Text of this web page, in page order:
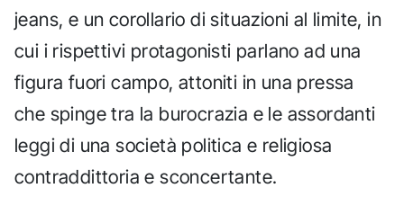
jeans, e un corollario di situazioni al limite, in
cui i rispettivi protagonisti parlano ad una
figura fuori campo, attoniti in una pressa
che spinge tra la burocrazia e le assordanti
leggi di una società politica e religiosa
contraddittoria e sconcertante.